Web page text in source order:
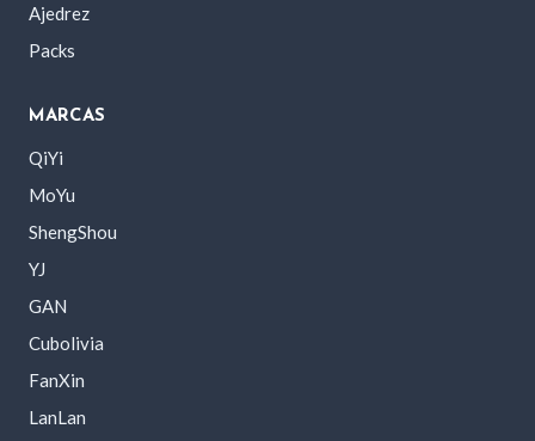
Ajedrez
Packs
MARCAS
QiYi
MoYu
ShengShou
YJ
GAN
Cubolivia
FanXin
LanLan